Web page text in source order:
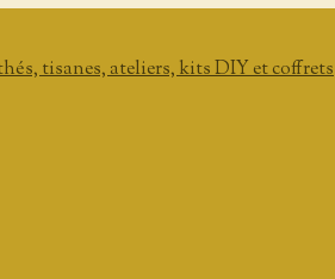
tisanes, ateliers, kits DIY et coffrets